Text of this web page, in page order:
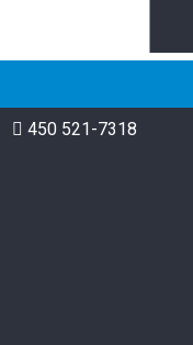
450 521-7318